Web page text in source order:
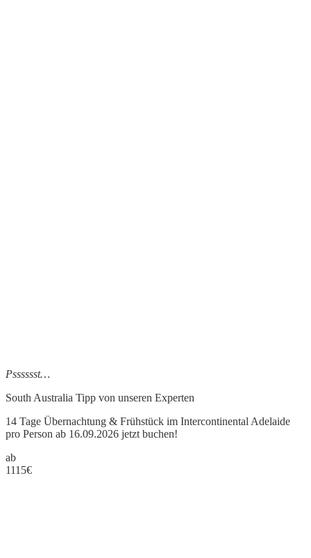
Psssssst…
South Australia Tipp von unseren Experten
14 Tage Übernachtung & Frühstück im Intercontinental Adelaide
pro Person ab 16.09.2026 jetzt buchen!
ab
1115€